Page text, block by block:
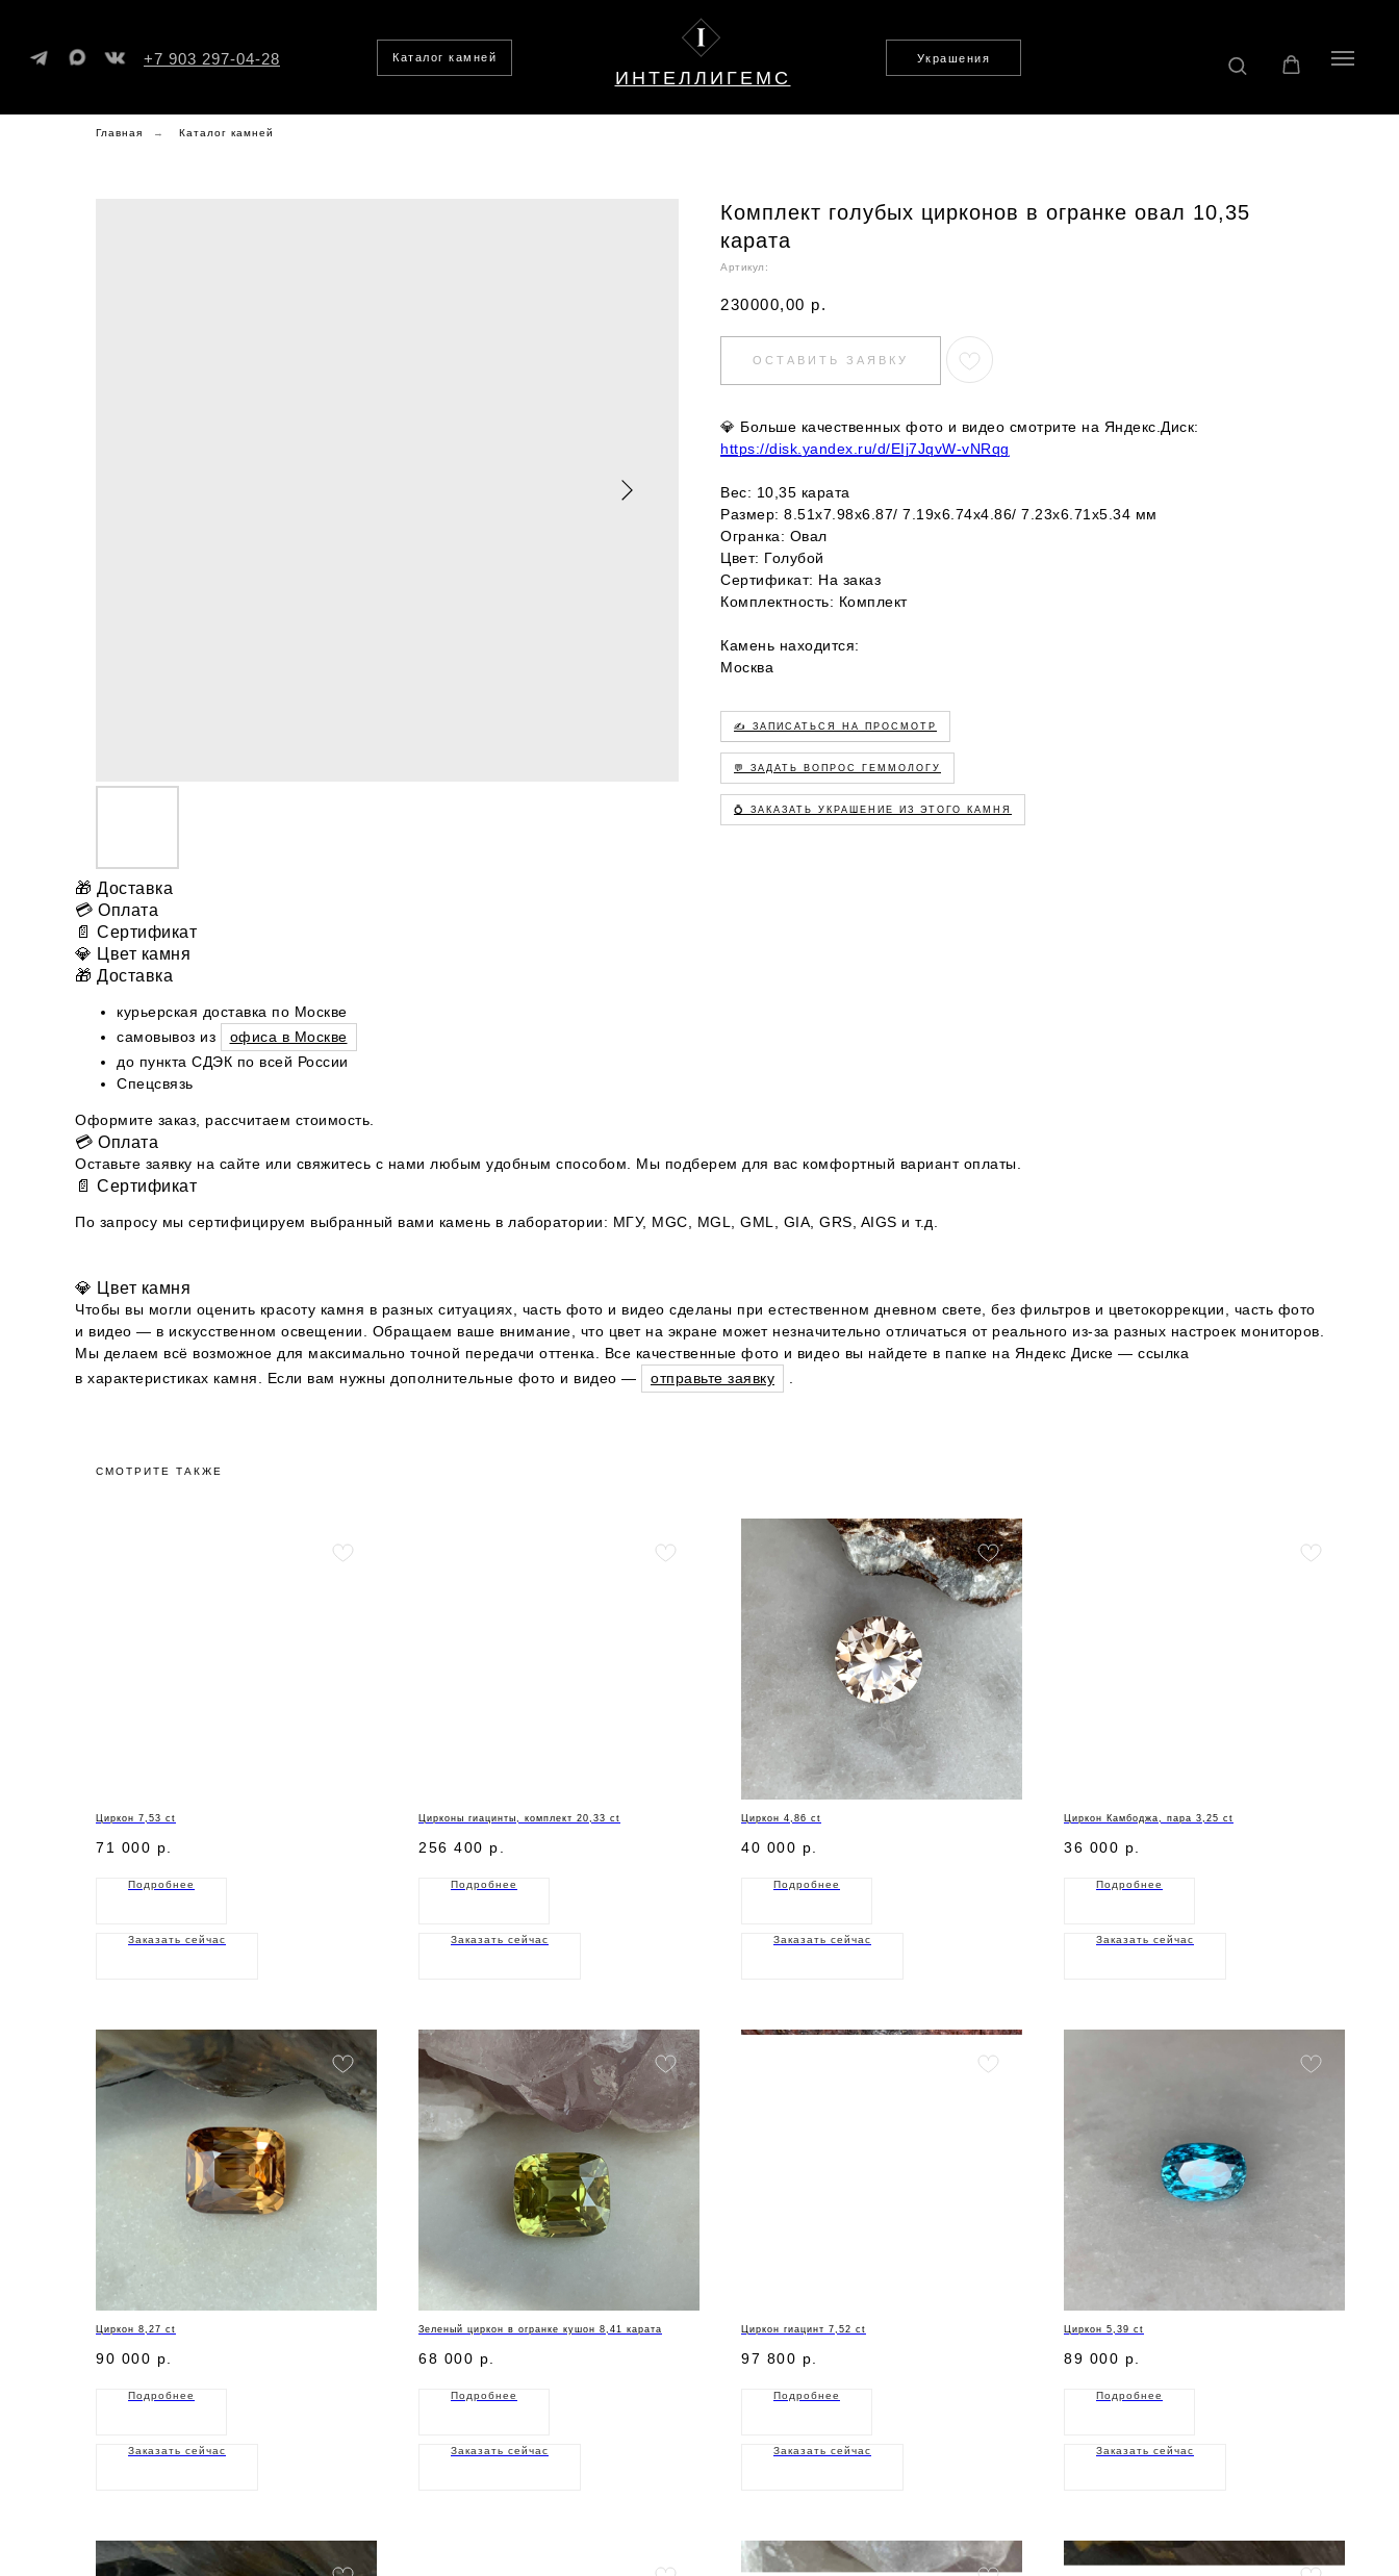
ИНТЕЛЛИГЕМС
Украшения
Каталог камней
+7 903 297-04-28
Главная → Каталог камней
Комплект голубых цирконов в огранке овал 10,35
карата
Артикул:
230000,00 р.
ОСТАВИТЬ ЗАЯВКУ
💎 Больше качественных фото и видео смотрите на Яндекс.Диск:
https://disk.yandex.ru/d/EIj7JqvW-vNRqg
Вес: 10,35 карата
Размер: 8.51х7.98х6.87/ 7.19х6.74х4.86/ 7.23х6.71х5.34 мм
Огранка: Овал
Цвет: Голубой
Сертификат: На заказ
Комплектность: Комплект
Камень находится:
Москва
✍️ ЗАПИСАТЬСЯ НА ПРОСМОТР
💬 ЗАДАТЬ ВОПРОС ГЕММОЛОГУ
💍 ЗАКАЗАТЬ УКРАШЕНИЕ ИЗ ЭТОГО КАМНЯ
🎁 Доставка
💳 Оплата
📄 Сертификат
💎 Цвет камня
🎁 Доставка
курьерская доставка по Москве
самовывоз из
офиса в Москве
до пункта СДЭК по всей России
Спецсвязь
Оформите заказ, рассчитаем стоимость.
💳 Оплата
Оставьте заявку на сайте или свяжитесь с нами любым удобным способом. Мы подберем для вас комфортный вариант оплаты.
📄 Сертификат
По запросу мы сертифицируем выбранный вами камень в лаборатории: МГУ, MGC, MGL, GML, GIA, GRS, AIGS и т.д.
💎 Цвет камня
Чтобы вы могли оценить красоту камня в разных ситуациях, часть фото и видео сделаны при естественном дневном свете, без фильтров и цветокоррекции, часть фото
и видео — в искусственном освещении. Обращаем ваше внимание, что цвет на экране может незначительно отличаться от реального из-за разных настроек мониторов.
Мы делаем всё возможное для максимально точной передачи оттенка. Все качественные фото и видео вы найдете в папке на Яндекс Диске — ссылка
в характеристиках камня. Если вам нужны дополнительные фото и видео —
отправьте заявку
СМОТРИТЕ ТАКЖЕ
Циркон 7,53 ct
71 000 р.
Подробнее
Заказать сейчас
Цирконы гиацинты, комплект 20,33 ct
256 400 р.
Подробнее
Заказать сейчас
Циркон 4,86 ct
40 000 р.
Подробнее
Заказать сейчас
Циркон Камбоджа, пара 3,25 ct
36 000 р.
Подробнее
Заказать сейчас
Циркон 8,27 ct
90 000 р.
Подробнее
Заказать сейчас
Зеленый циркон в огранке кушон 8,41 карата
68 000 р.
Подробнее
Заказать сейчас
Циркон гиацинт 7,52 ct
97 800 р.
Подробнее
Заказать сейчас
Циркон 5,39 ct
89 000 р.
Подробнее
Заказать сейчас